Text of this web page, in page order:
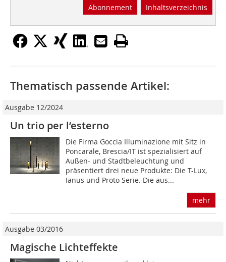
Abonnement Inhaltsverzeichnis
Thematisch passende Artikel:
Ausgabe 12/2024
Un trio per l‘esterno
Die Firma Goccia Illuminazione mit Sitz in
Poncarale, Brescia/IT ist spezialisiert auf
Außen- und Stadtbeleuchtung und
präsentiert drei neue Produkte: Die T-Lux,
Ianus und Proto Serie. Die aus...
mehr
Ausgabe 03/2016
Magische Lichteffekte